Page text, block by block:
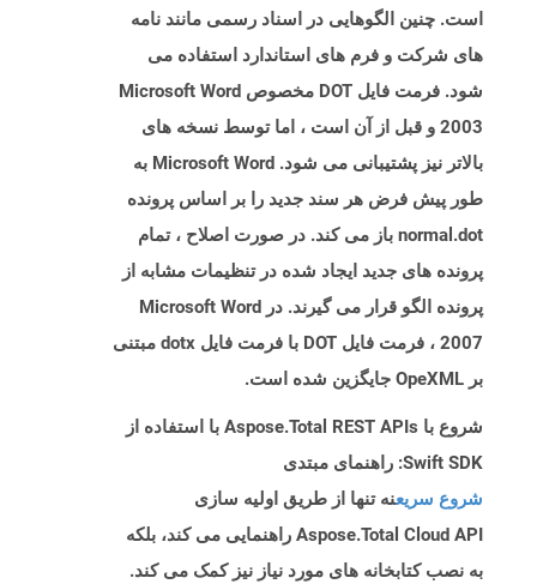
است. چنین الگوهایی در اسناد رسمی مانند نامه
های شرکت و فرم های استاندارد استفاده می
شود. فرمت فایل DOT مخصوص Microsoft Word
2003 و قبل از آن است ، اما توسط نسخه های
بالاتر نیز پشتیبانی می شود. Microsoft Word به
طور پیش فرض هر سند جدید را بر اساس پرونده
normal.dot باز می کند. در صورت اصلاح ، تمام
پرونده های جدید ایجاد شده در تنظیمات مشابه از
پرونده الگو قرار می گیرند. در Microsoft Word
2007 ، فرمت فایل DOT با فرمت فایل dotx مبتنی
بر OpeXML جایگزین شده است.
شروع با Aspose.Total REST APIs با استفاده از
Swift SDK: راهنمای مبتدی
شروع سریعنه تنها از طریق اولیه سازی
Aspose.Total Cloud API راهنمایی می کند، بلکه
به نصب کتابخانه های مورد نیاز نیز کمک می کند.